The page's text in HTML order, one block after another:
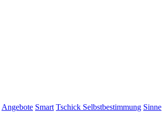
Angebote Smart Tschick Selbstbestimmung Sinne